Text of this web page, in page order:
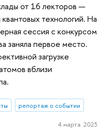
от 16 лекторов —
технологий. На
сессия с конкурсом
заняла первое место.
загрузке
вблизи
репортаж о событии
4 марта 2023